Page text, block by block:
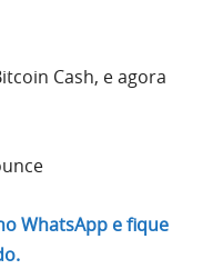
Cash, e agora
WhatsApp e fique